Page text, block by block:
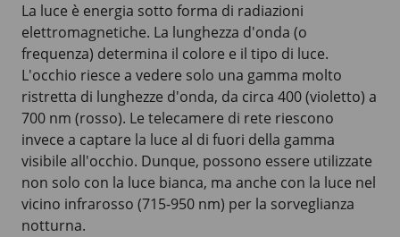
La luce è energia sotto forma di radiazioni
elettromagnetiche. La lunghezza d'onda (o
frequenza) determina il colore e il tipo di luce.
L'occhio riesce a vedere solo una gamma molto
ristretta di lunghezze d'onda, da circa 400 (violetto) a
700 nm (rosso). Le telecamere di rete riescono
invece a captare la luce al di fuori della gamma
visibile all'occhio. Dunque, possono essere utilizzate
non solo con la luce bianca, ma anche con la luce nel
vicino infrarosso (715-950 nm) per la sorveglianza
notturna.